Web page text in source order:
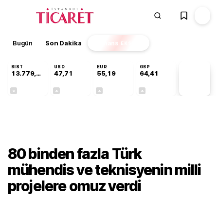
Bugün Son Dakika Finans EKSTRA
BIST
13.779,39
USD
47,71
EUR
55,19
GBP
64,41
80 binden fazla Türk
mühendis ve teknisyenin milli
projelere omuz verdi